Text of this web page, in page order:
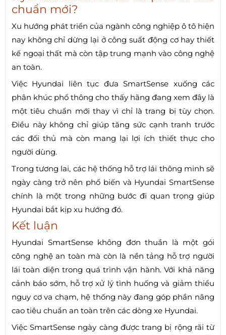
chuẩn mới?
Xu hướng phát triển của ngành công nghiệp ô tô hiện
nay không chỉ dừng lại ở công suất động cơ hay thiết
kế ngoại thất mà còn tập trung mạnh vào công nghệ
an toàn.
Việc Hyundai liên tục đưa SmartSense xuống các
phân khúc phổ thông cho thấy hãng đang xem đây là
một tiêu chuẩn mới thay vì chỉ là trang bị tùy chọn.
Điều này không chỉ giúp tăng sức cạnh tranh trước
các đối thủ mà còn mang lại lợi ích thiết thực cho
người dùng.
Trong tương lai, các hệ thống hỗ trợ lái thông minh sẽ
ngày càng trở nên phổ biến và Hyundai SmartSense
chính là một trong những bước đi quan trọng giúp
Hyundai bắt kịp xu hướng đó.
Kết luận
Hyundai SmartSense không đơn thuần là một gói
công nghệ an toàn mà còn là nền tảng hỗ trợ người
lái toàn diện trong quá trình vận hành. Với khả năng
cảnh báo sớm, hỗ trợ xử lý tình huống và giảm thiểu
nguy cơ va chạm, hệ thống này đang góp phần nâng
cao tiêu chuẩn an toàn trên các dòng xe Hyundai.
Việc SmartSense ngày càng được trang bị rộng rãi từ